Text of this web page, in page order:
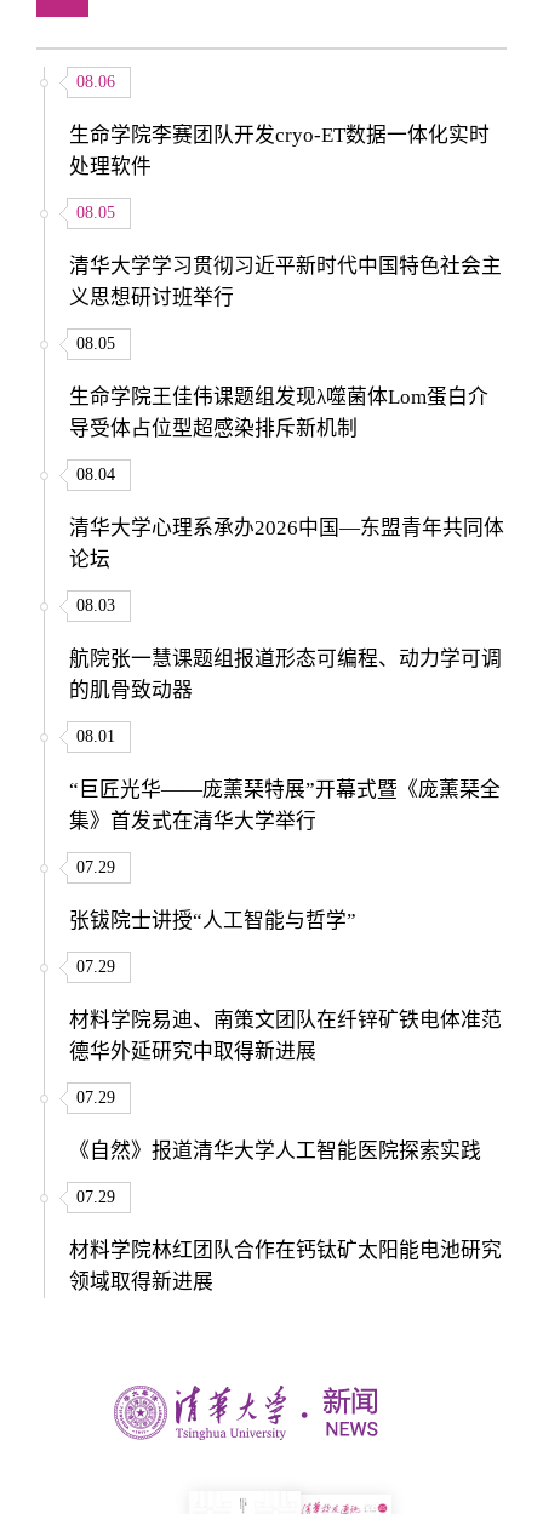
08.06
生命学院李赛团队开发cryo-ET数据一体化实时
处理软件
08.05
清华大学学习贯彻习近平新时代中国特色社会主
义思想研讨班举行
08.05
生命学院王佳伟课题组发现λ噬菌体Lom蛋白介
导受体占位型超感染排斥新机制
08.04
清华大学心理系承办2026中国—东盟青年共同体
论坛
08.03
航院张一慧课题组报道形态可编程、动力学可调
的肌骨致动器
08.01
“巨匠光华——庞薰琹特展”开幕式暨《庞薰琹全
集》首发式在清华大学举行
07.29
张钹院士讲授“人工智能与哲学”
07.29
材料学院易迪、南策文团队在纤锌矿铁电体准范
德华外延研究中取得新进展
07.29
《自然》报道清华大学人工智能医院探索实践
07.29
材料学院林红团队合作在钙钛矿太阳能电池研究
领域取得新进展